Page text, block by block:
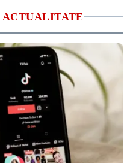
ACTUALITATE